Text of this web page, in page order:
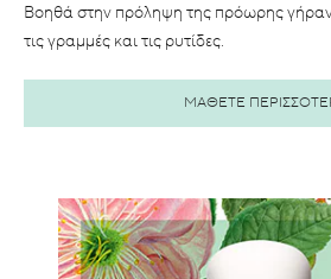
Βοηθά στην πρόληψη της πρόωρης
τις γραμμές και τις ρυτίδες.
ΜΑΘΕΤΕ